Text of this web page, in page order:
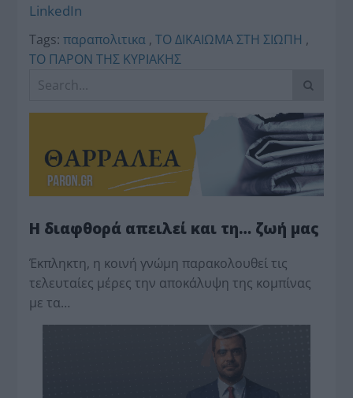
LinkedIn
Tags: παραπολιτικα ,ΤΟ ΔΙΚΑΙΩΜΑ ΣΤΗ ΣΙΩΠΗ ,
ΤΟ ΠΑΡΟΝ ΤΗΣ ΚΥΡΙΑΚΗΣ
Η διαφθορά απειλεί και τη… ζωή μας
Έκπληκτη, η κοινή γνώμη παρακολουθεί τις
τελευταίες μέρες την αποκάλυψη της κο­μπίνας
με τα…